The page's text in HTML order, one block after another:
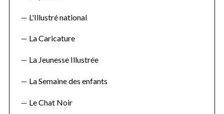
L'Illustré national
La Caricature
La Jeunesse Illustrée
La Semaine des enfants
Le Chat Noir